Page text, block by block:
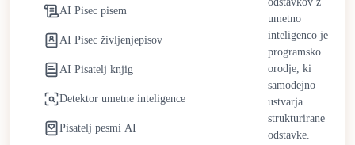
brezplačnega UI pisca. Ekipe za vsebino prerazporejajo vire v
strategijo in kreativno načrtovanje. Posamezniki pridobijo
dostopno podporo pri pisanju za bloge, akademske projekte in
profesionalno komunikacijo brez visokih stroškov ali časovnih
UI pisci se še naprej razvijajo z izboljšavami v kontekstualnem
razumevanju, prilagajanju tona in slogovni prilagodljivosti.
AI Pisec pisem
AI Pisec življenjepisov
AI Pisatelj knjig
Detektor umetne inteligence
Pisatelj pesmi AI
umetno
inteligenco je
programsko
orodje, ki
samodejno
ustvarja
strukturirane
odstavke.